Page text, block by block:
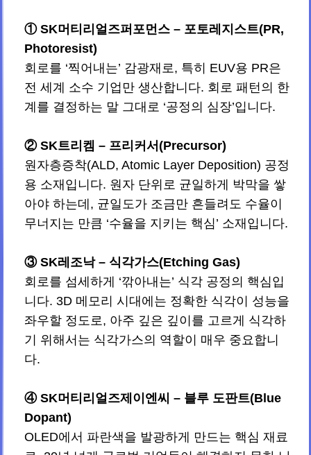
① SK머티리얼즈퍼포먼스 – 포토레지스트(PR,
Photoresist)
회로를 ‘찍어내는’ 감광재로, 특히 EUV용 PR은
전 세계 소수 기업만 생산합니다. 회로 패턴의 한
계를 결정하는 말 그대로 ‘공정의 심장’입니다.
② SK트리켐 – 프리커서(Precursor)
원자층증착(ALD, Atomic Layer Deposition) 공정
용 소재입니다. 원자 단위로 균일하게 박막을 쌓
아야 하는데, 균일도가 조금만 흔들려도 수율이
무너지는 만큼 ‘수율을 지키는 핵심’ 소재입니다.
③ SK레조낙 – 식각가스(Etching Gas)
회로를 섬세하게 ‘깎아내는’ 식각 공정의 핵심입
니다. 3D 메모리 시대에는 정확한 식각이 성능을
좌우할 정도로, 아주 깊은 깊이를 고르게 식각하
기 위해서는 식각가스의 역할이 매우 중요합니
다.
④ SK머티리얼즈제이엔씨 – 블루 도판트(Blue
Dopant)
OLED에서 파란색을 발광하게 만드는 핵심 재료